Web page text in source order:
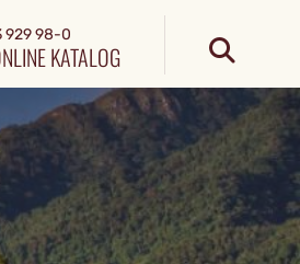
929 98-0
KATALOG